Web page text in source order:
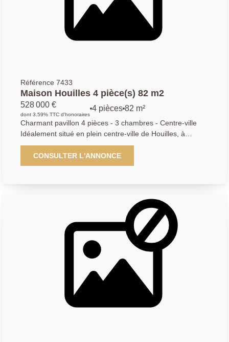
Référence 7433
Maison Houilles 4 pièce(s) 82 m2
528 000 €
dont 3.59% TTC d'honoraires
4 pièces 82 m²
Charmant pavillon 4 pièces - 3 chambres - Centre-ville
Idéalement situé en plein centre-ville de Houilles, à
seulement 15 minutes à pied de la gare, venez découvrir
ce pavillon des années 1920 d'environ 82 m2 habitables,
édifié sur une parcelle d'environ 164 m2. Il se compose
aménagée et équipée ouverte sur le séjour. Le chauffage
est assuré par des radiateurs électriques complétés par
un poêle à bois, offrant un confort chaleureux en hiver. La
maison dispose de 3 chambres, dont une au sous-sol
avec un beau potentiel d'aménagement. Le sous-sol total
permet en effet de créer : - Une troisième chambre - Un
bureau - Une buanderie - Une salle d'eau avec wc ...
selon vos besoin et projets. Vous profiterez également
d'une place de parking extérieure, ainsi que de
menuiseries en PVC double vitrage, garantissant une
bonne performance acoustique et thermique. Un bien
CONSULTER L'ANNONCE